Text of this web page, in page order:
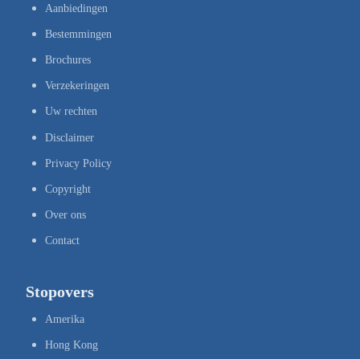
Aanbiedingen
Bestemmingen
Brochures
Verzekeringen
Uw rechten
Disclaimer
Privacy Policy
Copyright
Over ons
Contact
Stopovers
Amerika
Hong Kong